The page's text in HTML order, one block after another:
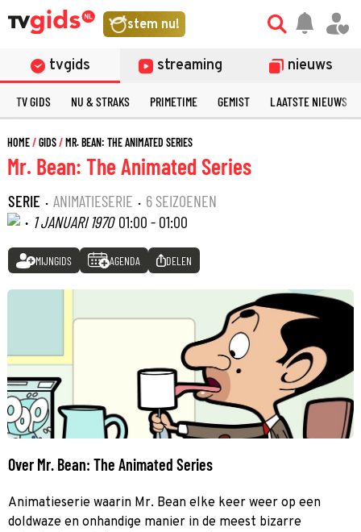
stem nu!
tvgids streaming nieuws
TV GIDS NU & STRAKS PRIMETIME GEMIST LAATSTE NIEUWS
HOME GIDS MR. BEAN: THE ANIMATED SERIES
Mr. Bean: The Animated Series
SERIE · ANIMATIESERIE · 6 SEIZOENEN
· 1 JANUARI 1970 01:00 - 01:00
MIJNGIDS AGENDA DELEN
Over Mr. Bean: The Animated Series
Animatieserie waarin Mr. Bean elke keer weer op een
doldwaze en onhandige manier in de meest bizarre